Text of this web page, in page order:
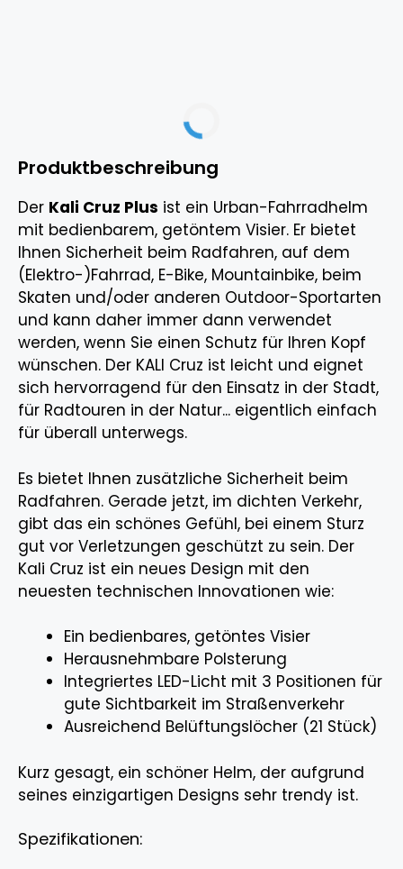
Produktbeschreibung
Der Kali Cruz Plus ist ein Urban-Fahrradhelm
mit bedienbarem, getöntem Visier. Er bietet
Ihnen Sicherheit beim Radfahren, auf dem
(Elektro-)Fahrrad, E-Bike, Mountainbike, beim
Skaten und/oder anderen Outdoor-Sportarten
und kann daher immer dann verwendet
werden, wenn Sie einen Schutz für Ihren Kopf
wünschen. Der KALI Cruz ist leicht und eignet
sich hervorragend für den Einsatz in der Stadt,
für Radtouren in der Natur... eigentlich einfach
für überall unterwegs.
Es bietet Ihnen zusätzliche Sicherheit beim
Radfahren. Gerade jetzt, im dichten Verkehr,
gibt das ein schönes Gefühl, bei einem Sturz
gut vor Verletzungen geschützt zu sein. Der
Kali Cruz ist ein neues Design mit den
neuesten technischen Innovationen wie:
Ein bedienbares, getöntes Visier
Herausnehmbare Polsterung
Integriertes LED-Licht mit 3 Positionen für
gute Sichtbarkeit im Straßenverkehr
Ausreichend Belüftungslöcher (21 Stück)
Kurz gesagt, ein schöner Helm, der aufgrund
seines einzigartigen Designs sehr trendy ist.
Spezifikationen: